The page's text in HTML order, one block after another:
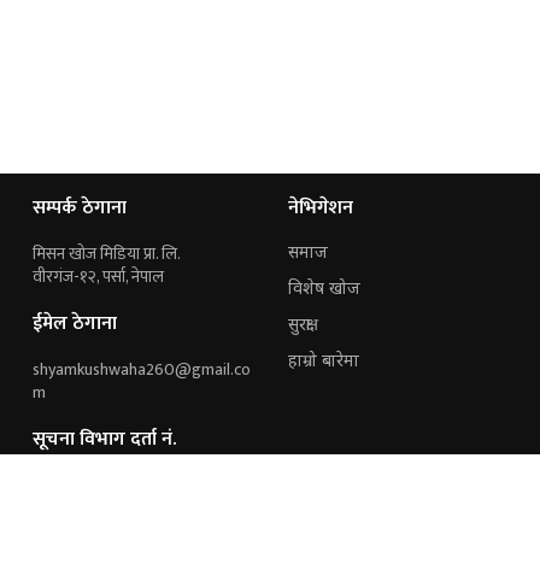
सम्पर्क ठेगाना
मिसन खोज मिडिया प्रा. लि.
वीरगंज-१२, पर्सा, नेपाल
ईमेल ठेगाना
shyamkushwaha260@gmail.co
m
सूचना विभाग दर्ता नं.
नेभिगेशन
समाज
विशेष खोज
सुरक्षा
हाम्रो बारेमा